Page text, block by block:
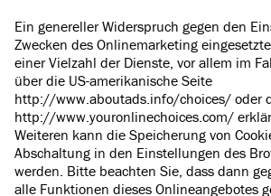
Ein genereller Widerspruch gegen den
Zwecken des Onlinemarketing
einer Vielzahl der Dienste, vor allem im
über die US-amerikanische Seite
http://www.aboutads.info/choices/ oder
http://www.youronlinechoices.com/
Weiteren kann die Speicherung von
Abschaltung in den Einstellungen des
werden. Bitte beachten Sie, dass dann
alle Funktionen dieses Onlineangebotes